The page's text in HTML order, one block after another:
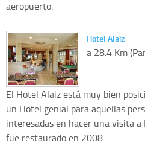
aeropuerto.
Hotel Alaiz
a 28.4 Km
El Hotel Alaiz está muy bien
un Hotel genial para aquellas
interesadas en hacer una visita a
fue restaurado en 2008...